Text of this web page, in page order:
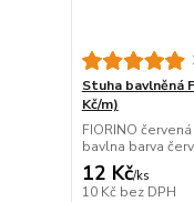
Stuha bavlněná
Kč/m)
FIORINO
bavlna barva
12 Kč/ks
10 Kč bez DPH